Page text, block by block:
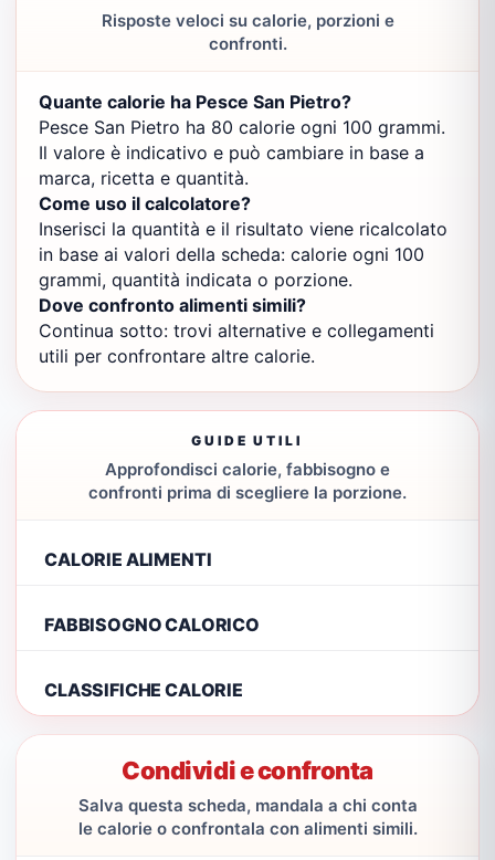
Risposte veloci su calorie, porzioni e
confronti.
Quante calorie ha Pesce San Pietro?
Pesce San Pietro ha 80 calorie ogni 100 grammi.
Il valore è indicativo e può cambiare in base a
marca, ricetta e quantità.
Come uso il calcolatore?
Inserisci la quantità e il risultato viene ricalcolato
in base ai valori della scheda: calorie ogni 100
grammi, quantità indicata o porzione.
Dove confronto alimenti simili?
Continua sotto: trovi alternative e collegamenti
utili per confrontare altre calorie.
GUIDE UTILI
Approfondisci calorie, fabbisogno e
confronti prima di scegliere la porzione.
CALORIE ALIMENTI
FABBISOGNO CALORICO
CLASSIFICHE CALORIE
Condividi e confronta
Salva questa scheda, mandala a chi conta
le calorie o confrontala con alimenti simili.